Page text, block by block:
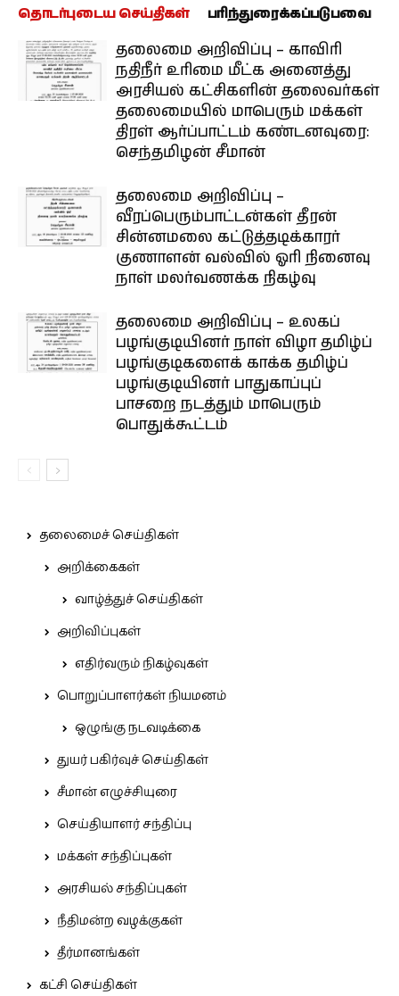
தொடர்புடைய செய்திகள் பரிந்துரைக்கப்படுபவை
தலைமை அறிவிப்பு – காவிரி
நதிநீர் உரிமை மீட்க அனைத்து
அரசியல் கட்சிகளின் தலைவர்கள்
தலைமையில் மாபெரும் மக்கள்
திரள் ஆர்ப்பாட்டம் கண்டனவுரை:
செந்தமிழன் சீமான்
தலைமை அறிவிப்பு –
வீரப்பெரும்பாட்டன்கள் தீரன்
சின்னமலை கட்டுத்தடிக்காரர்
குணாளன் வல்வில் ஓரி நினைவு
நாள் மலர்வணக்க நிகழ்வு
தலைமை அறிவிப்பு – உலகப்
பழங்குடியினர் நாள் விழா தமிழ்ப்
பழங்குடிகளைக் காக்க தமிழ்ப்
பழங்குடியினர் பாதுகாப்புப்
பாசறை நடத்தும் மாபெரும்
பொதுக்கூட்டம்
தலைமைச் செய்திகள்
அறிக்கைகள்
வாழ்த்துச் செய்திகள்
அறிவிப்புகள்
எதிர்வரும் நிகழ்வுகள்
பொறுப்பாளர்கள் நியமனம்
ஒழுங்கு நடவடிக்கை
துயர் பகிர்வுச் செய்திகள்
சீமான் எழுச்சியுரை
செய்தியாளர் சந்திப்பு
மக்கள் சந்திப்புகள்
அரசியல் சந்திப்புகள்
நீதிமன்ற வழக்குகள்
தீர்மானங்கள்
கட்சி செய்திகள்